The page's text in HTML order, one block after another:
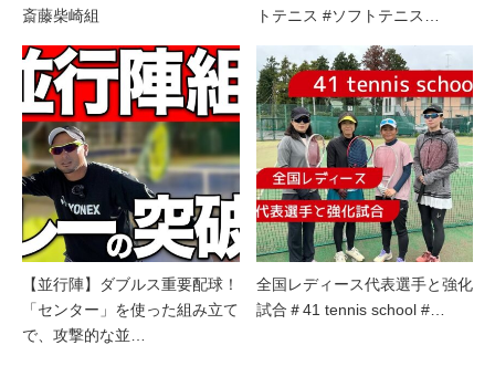
斎藤柴崎組
トテニス #ソフトテニス…
【並行陣】ダブルス重要配球！
「センター」を使った組み立て
で、攻撃的な並…
全国レディース代表選手と強化
試合＃41 tennis school #…